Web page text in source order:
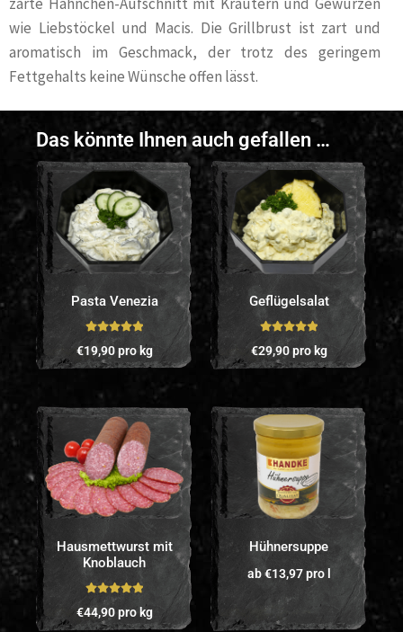
wie Liebstöckel und Macis. Die Grillbrust ist zart und
aromatisch im Geschmack, der trotz des geringem
Fettgehalts keine Wünsche offen lässt.
Das könnte Ihnen auch gefallen …
Pasta Venezia
Bewertet mit
5.00von 5
€19,90pro kg
Geflügelsalat
Bewertet mit
5.00von 5
€29,90pro kg
Hausmettwurst mit
Knoblauch
Bewertet mit
5.00von 5
€44,90pro kg
Hühnersuppe
ab€13,97pro l